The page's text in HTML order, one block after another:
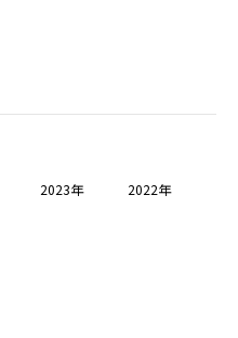
2023年 2022年